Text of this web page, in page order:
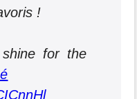
!
for the